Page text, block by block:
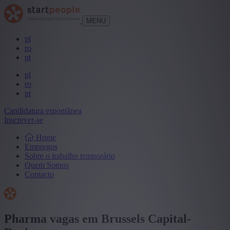
MENU
pl
ro
pt
pl
ro
pt
Candidatura espontânea
Inscrever-se
Home
Empregos
Sobre o trabalho temporário
Quem Somos
Contacto
Pharma vagas em Brussels Capital-